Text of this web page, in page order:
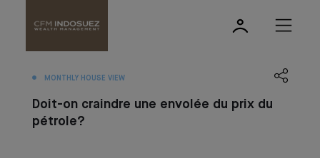
MONTHLY HOUSE VIEW
Doit-on craindre une envolée du prix du
pétrole?